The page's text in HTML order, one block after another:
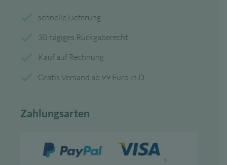
schnelle Lieferung
30-tägiges Rückgaberecht
Kauf auf Rechnung
Gratis Versand ab 99 Euro in D
Zahlungsarten